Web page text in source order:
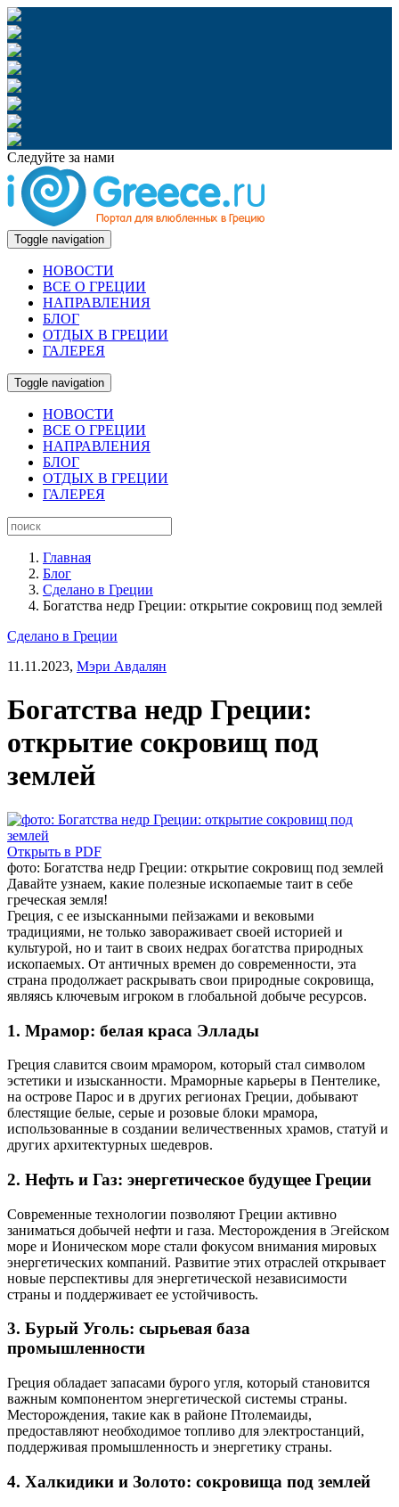
Следуйте за нами
Toggle navigation
НОВОСТИ
ВСЕ О ГРЕЦИИ
НАПРАВЛЕНИЯ
БЛОГ
ОТДЫХ В ГРЕЦИИ
ГАЛЕРЕЯ
Toggle navigation
НОВОСТИ
ВСЕ О ГРЕЦИИ
НАПРАВЛЕНИЯ
БЛОГ
ОТДЫХ В ГРЕЦИИ
ГАЛЕРЕЯ
Главная
Блог
Сделано в Греции
Богатства недр Греции: открытие сокровищ под землей
Сделано в Греции
11.11.2023, Мэри Авдалян
Богатства недр Греции:
открытие сокровищ под
землей
Открыть в PDF
фото: Богатства недр Греции: открытие сокровищ под землей
Давайте узнаем, какие полезные ископаемые таит в себе
греческая земля!
Греция, с ее изысканными пейзажами и вековыми
традициями, не только завораживает своей историей и
культурой, но и таит в своих недрах богатства природных
ископаемых. От античных времен до современности, эта
страна продолжает раскрывать свои природные сокровища,
являясь ключевым игроком в глобальной добыче ресурсов.
1. Мрамор: белая краса Эллады
Греция славится своим мрамором, который стал символом
эстетики и изысканности. Мраморные карьеры в Пентелике,
на острове Парос и в других регионах Греции, добывают
блестящие белые, серые и розовые блоки мрамора,
использованные в создании величественных храмов, статуй и
других архитектурных шедевров.
2. Нефть и Газ: энергетическое будущее Греции
Современные технологии позволяют Греции активно
заниматься добычей нефти и газа. Месторождения в Эгейском
море и Ионическом море стали фокусом внимания мировых
энергетических компаний. Развитие этих отраслей открывает
новые перспективы для энергетической независимости
страны и поддерживает ее устойчивость.
3. Бурый Уголь: сырьевая база
промышленности
Греция обладает запасами бурого угля, который становится
важным компонентом энергетической системы страны.
Месторождения, такие как в районе Птолемаиды,
предоставляют необходимое топливо для электростанций,
поддерживая промышленность и энергетику страны.
4. Халкидики и Золото: сокровища под землей